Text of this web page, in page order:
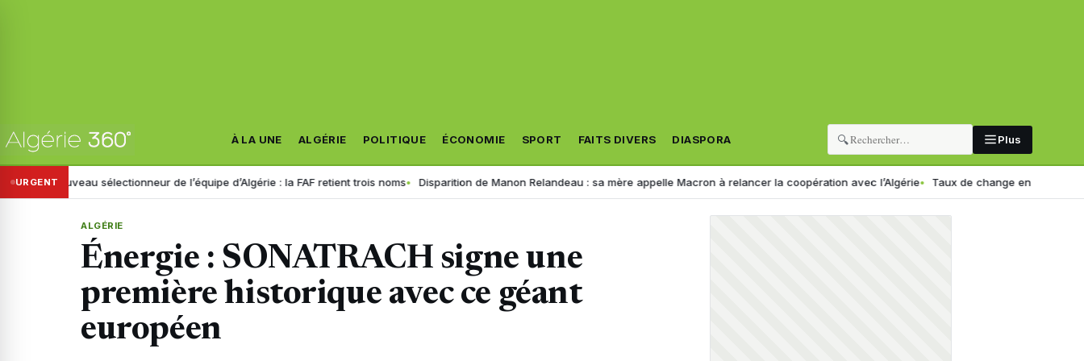
À LA UNE ALGÉRIE POLITIQUE ÉCONOMIE SPORT FAITS DIVERS DIASPORA 🔍 Plus
URGENTsélectionneur de l’équipe d’Algérie : la FAF retient trois noms Disparition de Manon Relandeau : sa mère appelle Macron à relancer la coopération avec l’Algérie Taux de change en Algérie : voici le
ALGÉRIE
Énergie : SONATRACH signe une
première historique avec ce géant
européen